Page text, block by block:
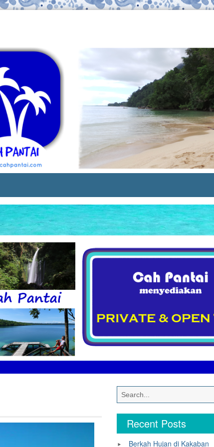
Recent Posts
Berkah Hujan di Kakaban